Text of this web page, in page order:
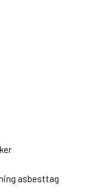
asbesttag